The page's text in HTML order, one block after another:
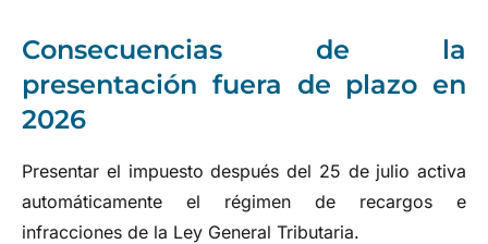
Consecuencias de la
presentación fuera de plazo en
2026
Presentar el impuesto después del 25 de julio activa
automáticamente el régimen de recargos e
infracciones de la Ley General Tributaria.